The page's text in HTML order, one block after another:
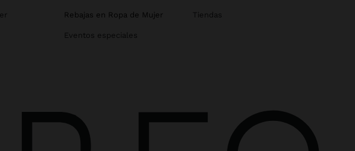
Rebajas en Ropa de Mujer
Eventos especiales
Tiendas